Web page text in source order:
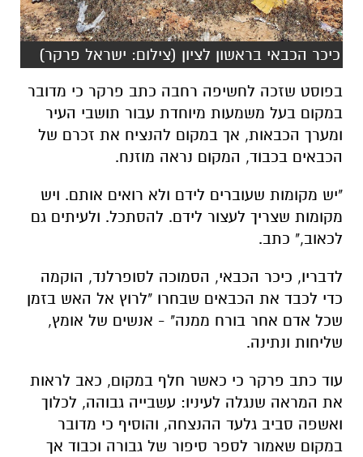
כיכר הכבאי בראשון לציון (צילום: ישראל פרקר)
בפוסט שזכה לחשיפה רחבה כתב פרקר כי מדובר
במקום בעל משמעות מיוחדת עבור תושבי העיר
ומערך הכבאות, אך במקום להנציח את זכרם של
הכבאים בכבוד, המקום נראה מוזנח.
"יש מקומות שעוברים לידם ולא רואים אותם. ויש
מקומות שצריך לעצור לידם. להסתכל. ולעיתים גם
לכאוב," כתב.
לדבריו, כיכר הכבאי, הסמוכה לסופרלנד, הוקמה
כדי לכבד את הכבאים שבחרו "לרוץ אל האש בזמן
שכל אדם אחר בורח ממנה" - אנשים של אומץ,
שליחות ונתינה.
עוד כתב פרקר כי כאשר חלף במקום, כאב לראות
את המראה שנגלה לעיניו: עשבייה גבוהה, לכלוך
ואשפה סביב גלעד ההנצחה, והוסיף כי מדובר
במקום שאמור לספר סיפור של גבורה וכבוד אך